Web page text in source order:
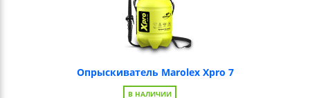
Опрыскиватель Marolex Xpro 7
В НАЛИЧИИ